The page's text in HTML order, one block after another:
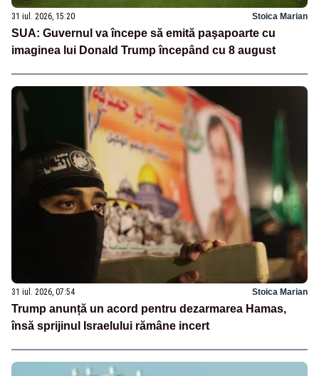
31 iul. 2026, 15:20 Stoica Marian
SUA: Guvernul va începe să emită paşapoarte cu
imaginea lui Donald Trump începând cu 8 august
31 iul. 2026, 07:54 Stoica Marian
Trump anunță un acord pentru dezarmarea Hamas,
însă sprijinul Israelului rămâne incert